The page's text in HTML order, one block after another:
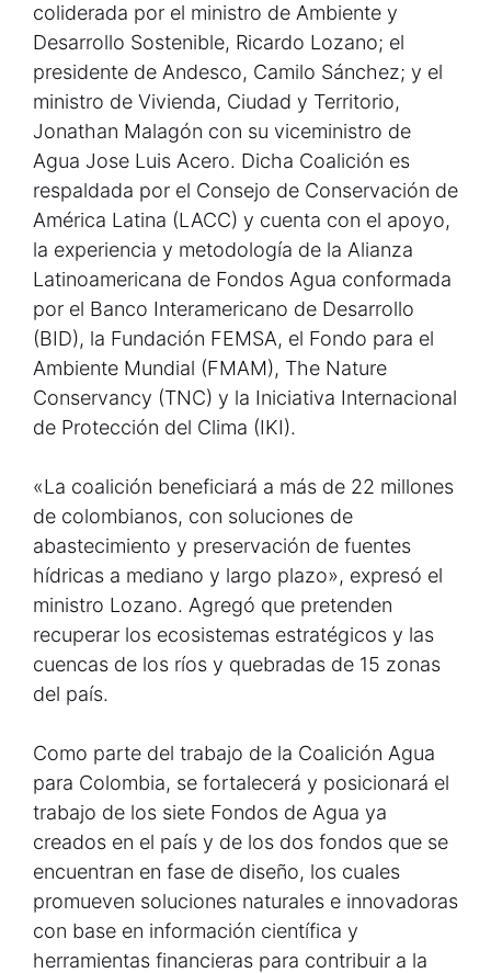
coliderada por el ministro de Ambiente y
Desarrollo Sostenible, Ricardo Lozano; el
presidente de Andesco, Camilo Sánchez; y el
ministro de Vivienda, Ciudad y Territorio,
Jonathan Malagón con su viceministro de
Agua Jose Luis Acero. Dicha Coalición es
respaldada por el Consejo de Conservación de
América Latina (LACC) y cuenta con el apoyo,
la experiencia y metodología de la Alianza
Latinoamericana de Fondos Agua conformada
por el Banco Interamericano de Desarrollo
(BID), la Fundación FEMSA, el Fondo para el
Ambiente Mundial (FMAM), The Nature
Conservancy (TNC) y la Iniciativa Internacional
de Protección del Clima (IKI).
«La coalición beneficiará a más de 22 millones
de colombianos, con soluciones de
abastecimiento y preservación de fuentes
hídricas a mediano y largo plazo», expresó el
ministro Lozano. Agregó que pretenden
recuperar los ecosistemas estratégicos y las
cuencas de los ríos y quebradas de 15 zonas
del país.
Como parte del trabajo de la Coalición Agua
para Colombia, se fortalecerá y posicionará el
trabajo de los siete Fondos de Agua ya
creados en el país y de los dos fondos que se
encuentran en fase de diseño, los cuales
promueven soluciones naturales e innovadoras
con base en información científica y
herramientas financieras para contribuir a la